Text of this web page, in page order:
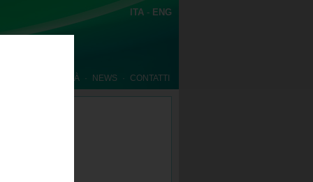
ITA - ENG
QUALITÀ · NEWS · CONTATTI